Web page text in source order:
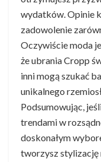
wydatków. Opinie
zadowolenie
Oczywiście moda
że ubrania Cropp
inni mogą szukać
unikalnego
Podsumowując,
trendami w
doskonałym
tworzysz stylizację